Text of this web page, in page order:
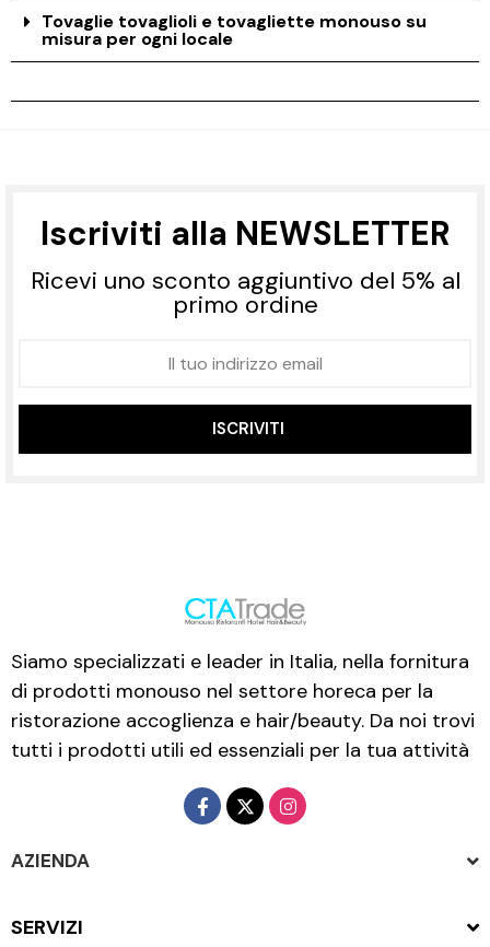
Tovaglie tovaglioli e tovagliette monouso su
misura per ogni locale
Iscriviti alla NEWSLETTER
Ricevi uno sconto aggiuntivo del 5% al
primo ordine
ISCRIVITI
Siamo specializzati e leader in Italia, nella fornitura
di prodotti monouso nel settore horeca per la
ristorazione accoglienza e hair/beauty. Da noi trovi
tutti i prodotti utili ed essenziali per la tua attività
AZIENDA
SERVIZI